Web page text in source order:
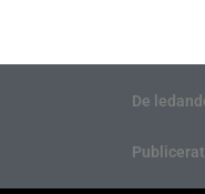
De
Publicerat